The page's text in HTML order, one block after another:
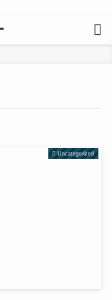
Uncategorized